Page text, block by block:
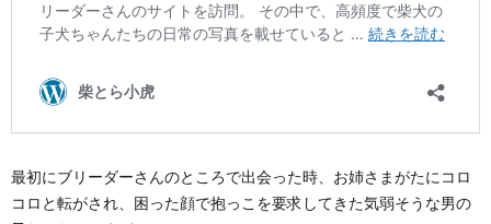
最初にブリーダーさんのところで出会った時、お姉さまがたにコロ
コロと転がされ、困った顔で抱っこを要求してきた気弱そうな男の